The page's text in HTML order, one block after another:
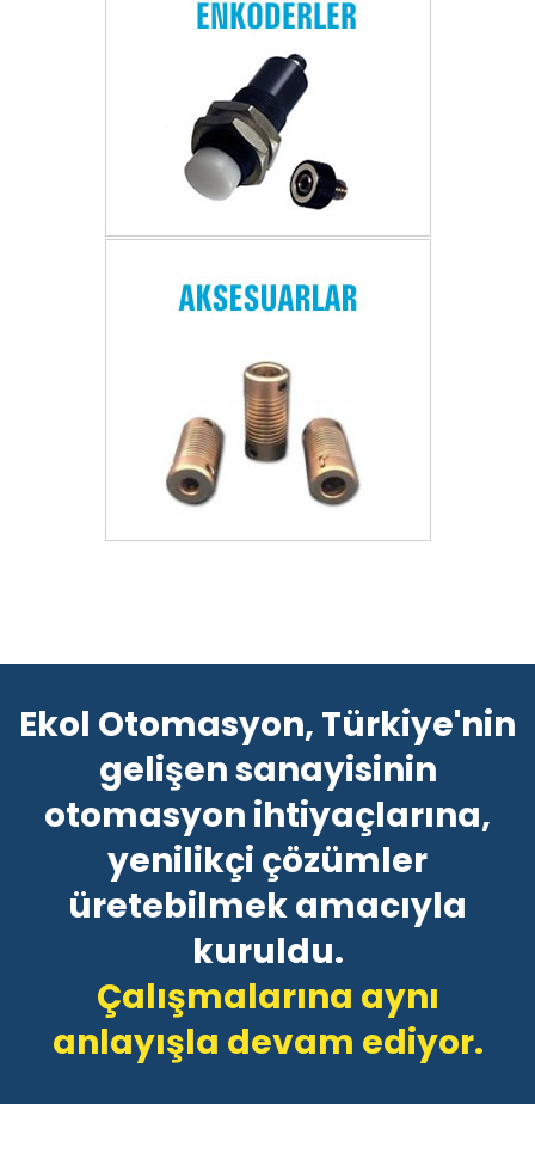
Ekol Otomasyon, Türkiye'nin
gelişen sanayisinin
otomasyon ihtiyaçlarına,
yenilikçi çözümler
üretebilmek amacıyla
kuruldu.
Çalışmalarına aynı
anlayışla devam ediyor.